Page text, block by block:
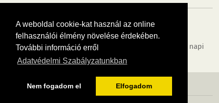
A weboldal cookie-kat használ az online
felhasználói élmény növelése érdekében.
További információ erről
Adatvédelmi Szabályzatunkban
Nem fogadom el Elfogadom
Tudj meg többet városodról! Hírek, programok, képek, napi
menü, cégek…. és minden, ami Mosonmagyaróvár
MÉDIAAJÁNLÓ ADATVÉDELEM IMPRESSZUM RÓLUNK